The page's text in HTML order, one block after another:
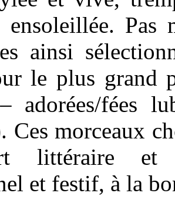
ensoleillée. Pas
ainsi
le plus grand
– adorées/fées
Ces morceaux
littéraire et
et festif, à la